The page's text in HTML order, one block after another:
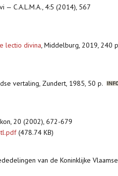
— C.A.L.M.A., 4:5 (2014), 567
lectio divina, Middelburg, 2019, 240
vertaling, Zundert, 1985, 50 p.
20 (2002), 672-679
(478.74 KB)
van de Koninklijke